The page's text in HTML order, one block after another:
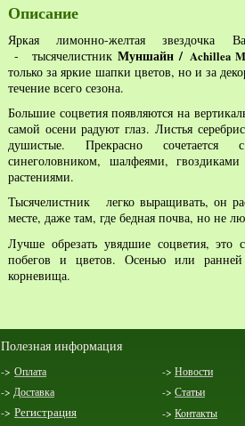
Описание
Яркая лимонно-желтая звездочка
- тысячелистникМуншайн / Achillea
только за яркие шапки цветов, но и за
течение всего сезона.
Большие соцветия появляются на
самой осени радуют глаз.Листья
душистые. Прекрасно сочетается
синеголовником, шалфеями,
растениями.
Тысячелистник легко выращивать, он
месте, даже там, где бедная почва, но не
Лучше обрезать увядшие соцветия, это
побегов и цветов. Осенью или
корневища.
Полезная информация
-> Оплата -> Новости
-> Доставка -> Статьи
-> Регистрация -> Контакты